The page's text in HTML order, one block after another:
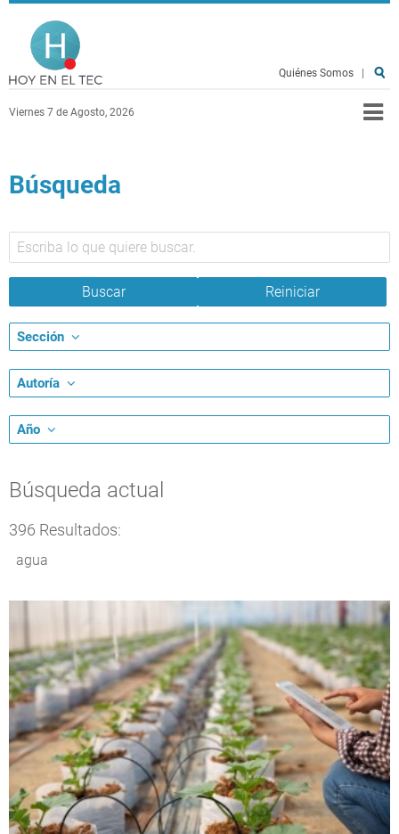
Pasar al contenido principal
Viernes 7 de Agosto, 2026
Quiénes Somos
Búsqueda
Sección
Autoría
Año
Búsqueda actual
396 Resultados:
agua